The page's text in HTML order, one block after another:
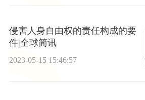
侵害人身自由权的责任构成的要
件|全球简讯
2023-05-15 15:46:57